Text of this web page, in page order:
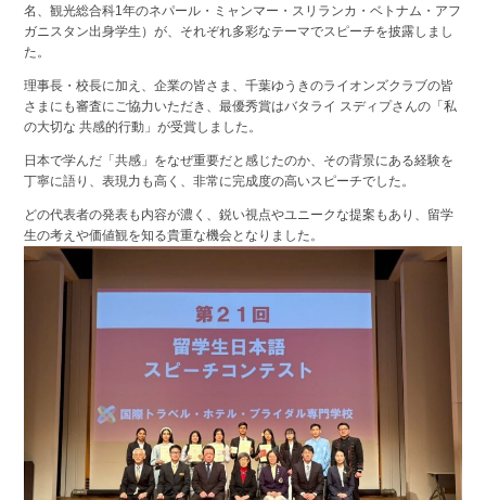
名、観光総合科1年のネパール・ミャンマー・スリランカ・ベトナム・アフ
ガニスタン出身学生）が、それぞれ多彩なテーマでスピーチを披露しまし
た。
理事長・校長に加え、企業の皆さま、千葉ゆうきのライオンズクラブの皆
さまにも審査にご協力いただき、最優秀賞はバタライ スディプさんの「私
の大切な 共感的行動」が受賞しました。
日本で学んだ「共感」をなぜ重要だと感じたのか、その背景にある経験を
丁寧に語り、表現力も高く、非常に完成度の高いスピーチでした。
どの代表者の発表も内容が濃く、鋭い視点やユニークな提案もあり、留学
生の考えや価値観を知る貴重な機会となりました。